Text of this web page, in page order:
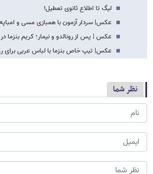
لیگ تا اطلاع ثانوی تعطیل!
عکس| سردار آزمون با همبازی مسی و امباپه
عکس | پس از رونالدو و نیمار؛ کریم بنزما
عکس| تیپ خاص بنزما با لباس عربی برای
نظر شما